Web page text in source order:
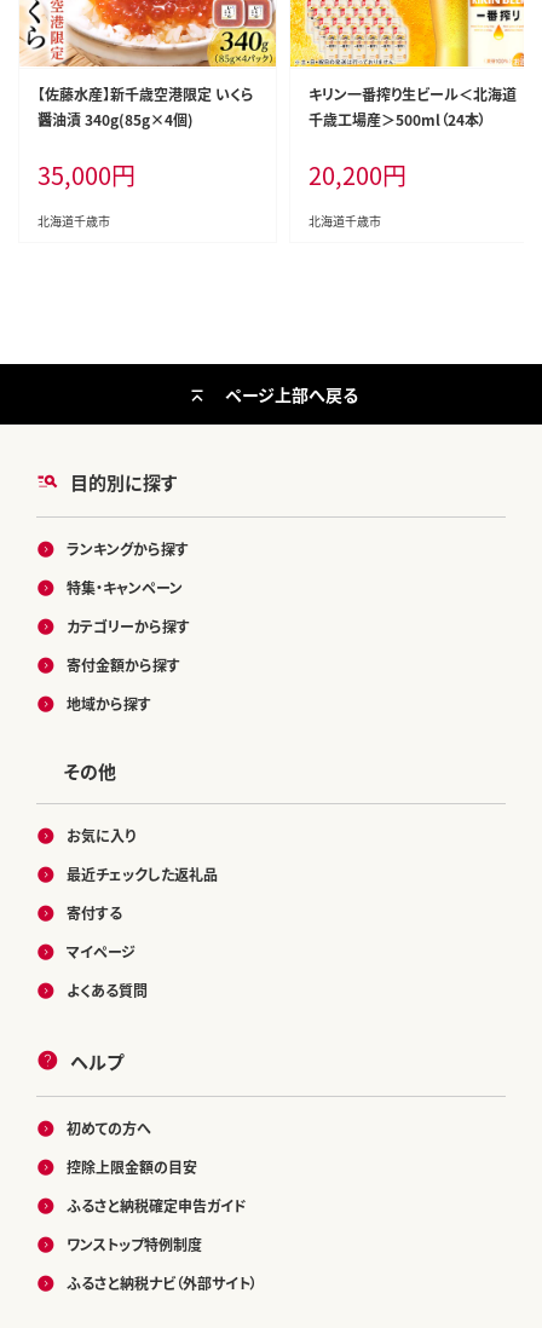
【佐藤水産】新千歳空港限定 いくら
醤油漬 340g(85g×4個)
35,000円
北海道千歳市
キリン一番搾り生ビール＜北海道
千歳工場産＞500ml（24本）
20,200円
北海道千歳市
目的別に探す
ランキングから探す
特集・キャンペーン
カテゴリーから探す
寄付金額から探す
地域から探す
その他
お気に入り
最近チェックした返礼品
寄付する
マイページ
よくある質問
ヘルプ
初めての方へ
控除上限金額の目安
ふるさと納税確定申告ガイド
ワンストップ特例制度
ふるさと納税ナビ（外部サイト）
ページ上部へ戻る